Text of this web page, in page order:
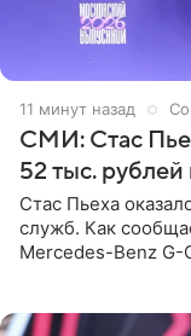
11 минут назад
СМИ: Стас
52 тыс.
Стас Пьеха
служб. Как
Mercedes-Benz G-